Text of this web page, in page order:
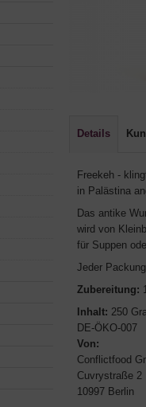
Details
Freekeh -
in Palästina
Das antike
wird von
für Suppen
Jeder
Zubereitung:
Inhalt: 250
DE-ÖKO-007
Von:
Conflictfood
Cuvrystraße 2
10997 Berlin